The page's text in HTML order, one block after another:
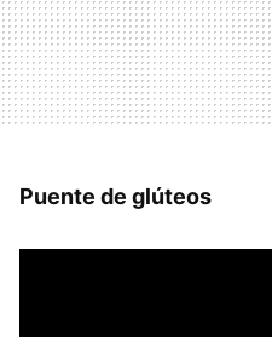
Puente de glúteos